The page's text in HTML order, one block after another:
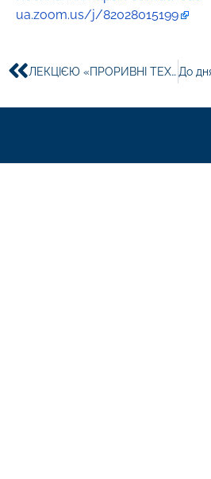
ua.zoom.us/j/82028015199
ЛЕКЦІЄЮ «ПРОРИВНІ ТЕХНОЛОГІЇ ТА ЕКОНОМІКА ЗАМКНЕНОГО ЦИКЛУ» РОЗПОЧИНАЄМО СПІЛЬНУ ПРОГРАМУ МІЖНАРОДНОЇ ВІРТУАЛЬНОЇ МОБІЛЬНОСТІ СПІЛЬНО З РИЗЬКИМ ТЕХНІЧНИМ УНІВЕРСИТЕТОМ